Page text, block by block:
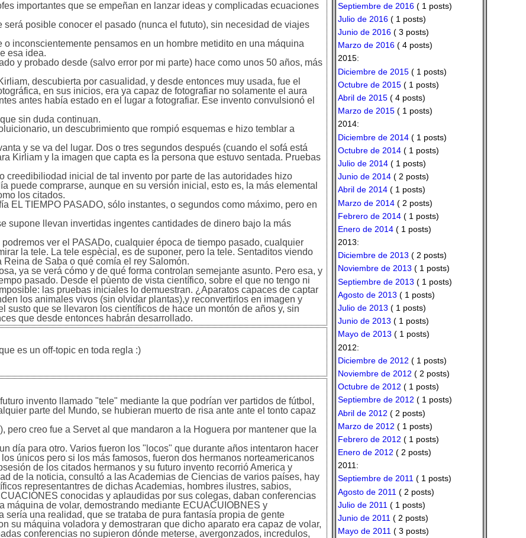
importantes que se empeñan en lanzar ideas y complicadas ecuaciones
posible conocer el pasado (nunca el fututo), sin necesidad de viajes
inconscientemente pensamos en un hombre metidito en una máquina
esa idea.
y probado desde (salvo error por mi parte) hace como unos 50 años, más
descubierta por casualidad, y desde entonces muy usada, fue el
en sus inicios, era ya capaz de fotografiar no solamente el aura
antes había estado en el lugar a fotografiar. Ese invento convulsionó el
sin duda continuan.
un descubrimiento que rompió esquemas e hizo temblar a
y se va del lugar. Dos o tres segundos después (cuando el sofá está
Kirliam y la imagen que capta es la persona que estuvo sentada. Pruebas
creedibiliodad inicial de tal invento por parte de las autoridades hizo
puede comprarse, aunque en su versión inicial, esto es, la más elemental
los citados.
EL TIEMPO PASADO, sólo instantes, o segundos como máximo, pero en
supone llevan invertidas ingentes cantidades de dinero bajo la más
ver el PASADo, cualquier época de tiempo pasado, cualquier
la tele. La tele espècial, es de suponer, pero la tele. Sentaditos viendo
de Saba o qué comía el rey Salomón.
ya se verá cómo y de qué forma controlan semejante asunto. Pero esa, y
pasado. Desde el pùento de vista científico, sobre el que no tengo ni
las pruebas iniciales lo demuestran. ¿Aparatos capaces de captar
los animales vivos (sin olvidar plantas),y reconvertirlos en imagen y
susto que se llevaron los científicos de hace un montón de años y, sin
que desde entonces habrán desarrollado.
es un off-topic en toda regla :)
invento llamado "tele" mediante la que podrían ver partidos de fútbol,
parte del Mundo, se hubieran muerto de risa ante ante el tonto capaz
pero creo fue a Servet al que mandaron a la Hoguera por mantener que la
día para otro. Varios fueron los "locos" que durante años intentaron hacer
únicos pero si los más famosos, fueron dos hermanos norteamericanos
de los citados hermanos y su futuro invento recorrió America y
de la noticia, consultó a las Academias de Ciencias de varios países, hay
representantres de dichas Academias, hombres ilustres, sabios,
conocidas y aplaudidas por sus colegas, daban conferencias
máquina de volar, demostrando mediante ECUACUIOBNES y
una realidad, que se trataba de pura fantasía propia de gente
su máquina voladora y demostraran que dicho aparato era capaz de volar,
conferencias no supieron dónde meterse, avergonzados, incredulos,
Septiembre de 2016( 1 posts)
Julio de 2016( 1 posts)
Junio de 2016( 3 posts)
Marzo de 2016( 4 posts)
2015:
Diciembre de 2015( 1 posts)
Octubre de 2015( 1 posts)
Abril de 2015( 4 posts)
Marzo de 2015( 1 posts)
2014:
Diciembre de 2014( 1 posts)
Octubre de 2014( 1 posts)
Julio de 2014( 1 posts)
Junio de 2014( 2 posts)
Abril de 2014( 1 posts)
Marzo de 2014( 2 posts)
Febrero de 2014( 1 posts)
Enero de 2014( 1 posts)
2013:
Diciembre de 2013 ( 2 posts)
Noviembre de 2013 ( 1 posts)
Septiembre de 2013 ( 1 posts)
Agosto de 2013 ( 1 posts)
Julio de 2013 ( 1 posts)
Junio de 2013 ( 1 posts)
Mayo de 2013 ( 1 posts)
2012:
Diciembre de 2012 ( 1 posts)
Noviembre de 2012 ( 2 posts)
Octubre de 2012 ( 1 posts)
Septiembre de 2012 ( 1 posts)
Abril de 2012 ( 2 posts)
Marzo de 2012 ( 1 posts)
Febrero de 2012 ( 1 posts)
Enero de 2012 ( 2 posts)
2011:
Septiembre de 2011( 1 posts)
Agosto de 2011 ( 2 posts)
Julio de 2011 ( 1 posts)
Junio de 2011 ( 2 posts)
Mayo de 2011 ( 3 posts)